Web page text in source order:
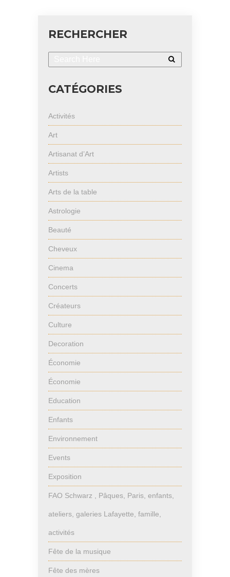
RECHERCHER
CATÉGORIES
Activités
Art
Artisanat d’Art
Artists
Arts de la table
Astrologie
Beauté
Cheveux
Cinema
Concerts
Créateurs
Culture
Decoration
Économie
Économie
Education
Enfants
Environnement
Events
Exposition
FAO Schwarz , Pâques, Paris, enfants,
ateliers, galeries Lafayette, famille,
activités
Fête de la musique
Fête des mères